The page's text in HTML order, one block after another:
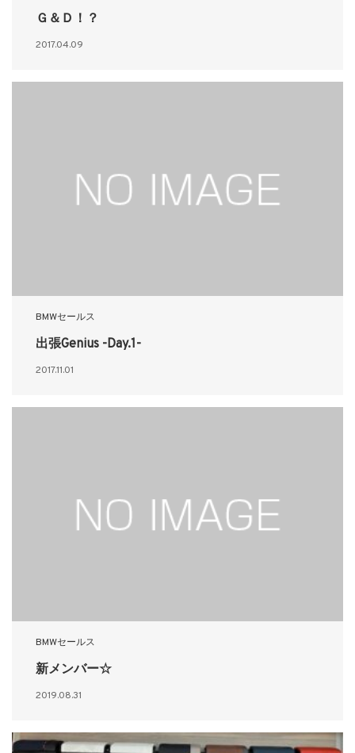
Ｇ＆Ｄ！？
2017.04.09
BMWセールス
出張Genius -Day.1-
2017.11.01
BMWセールス
新メンバー☆
2019.08.31